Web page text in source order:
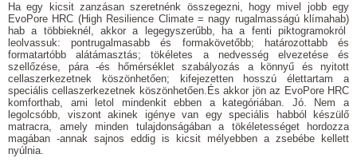
Ha egy kicsit zanzásan szeretnénk összegezni, hogy mivel jobb egy
EvoPore HRC (High Resilience Climate = nagy rugalmasságú klímahab)
hab a többieknél, akkor a legegyszerűbb, ha a fenti piktogramokról
leolvassuk: pontrugalmasabb és formakövetőbb; határozottabb és
formatartóbb alátámasztás; tökéletes a nedvesség elvezetése és
szellőzése, pára -és hőmérséklet szabályozás a könnyű és nyitott
cellaszerkezetnek köszönhetően; kifejezetten hosszú élettartam a
speciális cellaszerkezetnek köszönhetően.És akkor jön az EvoPore HRC
komforthab, ami letol mindenkit ebben a kategóriában. Jó. Nem a
legolcsóbb, viszont akinek igénye van egy speciális habból készülő
matracra, amely minden tulajdonságában a tökéletességet hordozza
magában -annak sajnos eddig is kicsit mélyebben a zsebébe kellett
nyúlnia.